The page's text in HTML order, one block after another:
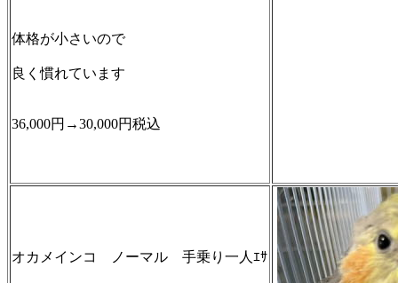
体格が小さいので
良く慣れています
36,000円→30,000円税込
オカメインコ ノーマル 手乗り一人ｴｻ